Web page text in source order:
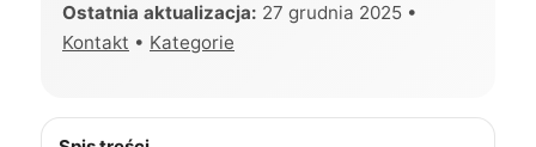
Ostatnia aktualizacja: 27 grudnia 2025 •
Kontakt • Kategorie